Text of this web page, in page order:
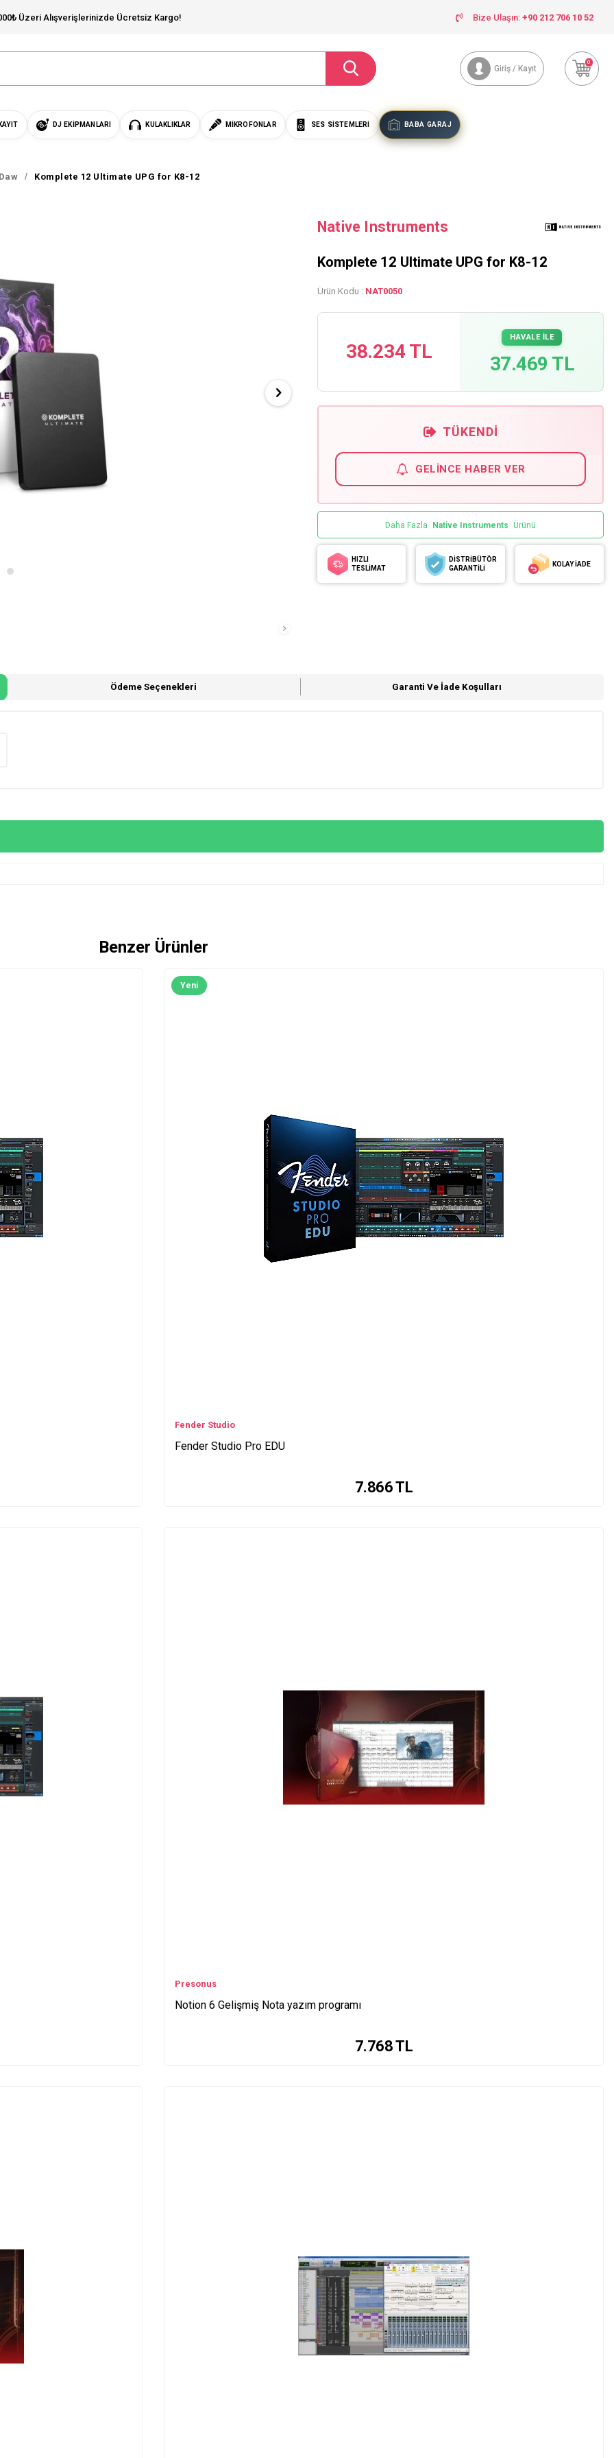
Üzeri Alışverişlerinizde Ücretsiz Kargo! Bize Ulaşın: +90 212 706 10 52
Giriş / Kayıt
0
DJ EKIPMANLARI KULAKLIKLAR MIKROFONLAR SES SISTEMLERI BABA GARAJ
Komplete 12 Ultimate UPG for K8-12
Native Instruments
Komplete 12 Ultimate UPG for K8-12
Ürün Kodu : NAT0050
38.234 TL
HAVALE İLE
37.469 TL
TÜKENDI
GELINCE HABER VER
Daha Fazla Native Instruments Ürünü
HIZLI
TESLİMAT
DİSTRİBÜTÖR
GARANTİLİ
KOLAY İADE
Ödeme Seçenekleri Garanti Ve İade Koşulları
Benzer Ürünler
Yeni
Fender Studio
Fender Studio Pro EDU
7.866TL
Presonus
Notion 6 Gelişmiş Nota yazım programı
7.768TL